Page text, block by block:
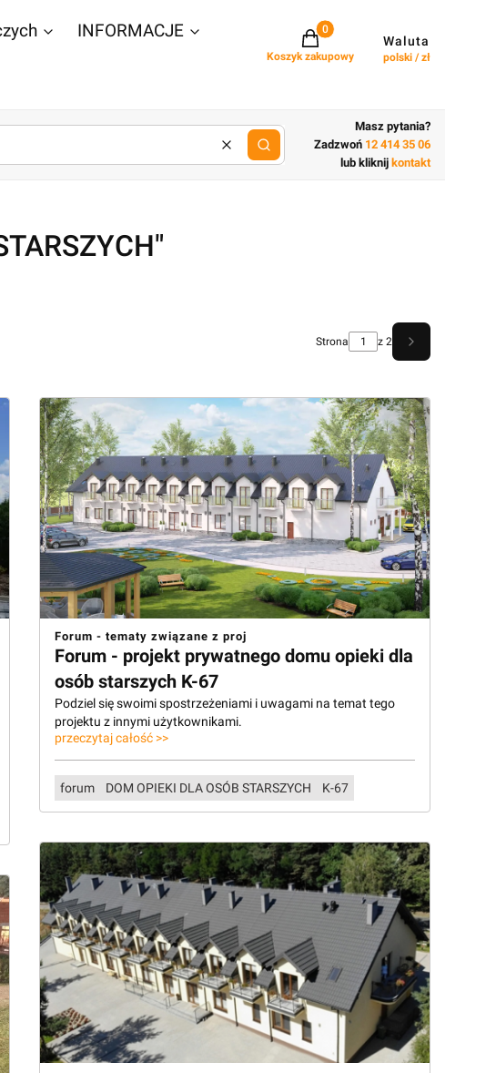
INFORMACJE Projekty w koszyku: 0. Zobacz
Koszyk zakupowy
Waluta
polski / zł
Wyczyśćlub wpisz cechy budynku
Masz pytania?
Zadzwoń 12 414 35 06
lub kliknij kontakt
Strona z 2
Następne
Forum - tematy związane z proj
Forum - projekt prywatnego domu opieki dla
osób starszych K-67
Podziel się swoimi spostrzeżeniami i uwagami na temat tego
projektu z innymi użytkownikami.
przeczytaj całość >>
forum DOM OPIEKI DLA OSÓB STARSZYCH K-67